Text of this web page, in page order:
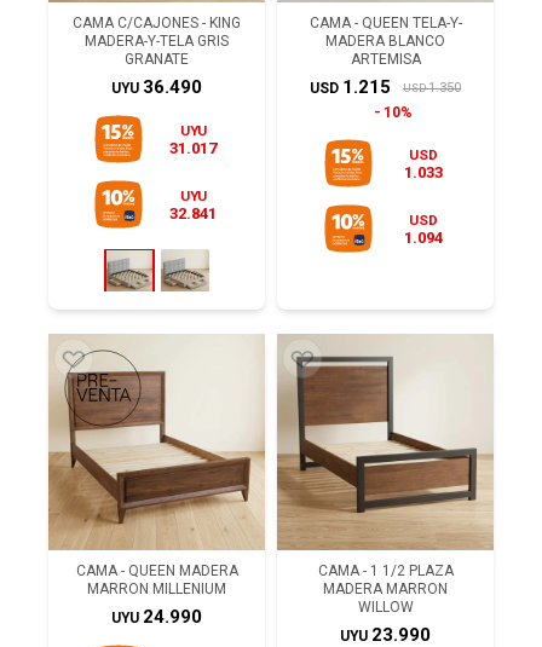
CAMA C/CAJONES - KING
MADERA-Y-TELA GRIS
GRANATE
UYU 36.490
UYU
31.017
UYU
32.841
CAMA - QUEEN TELA-Y-
MADERA BLANCO
ARTEMISA
USD 1.215 USD 1.350
10%
USD
1.033
USD
1.094
CAMA - QUEEN MADERA
MARRON MILLENIUM
UYU 24.990
CAMA - 1 1/2 PLAZA
MADERA MARRON
WILLOW
UYU 23.990